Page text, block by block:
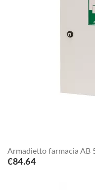
Armadietto farmacia AB
€84.64